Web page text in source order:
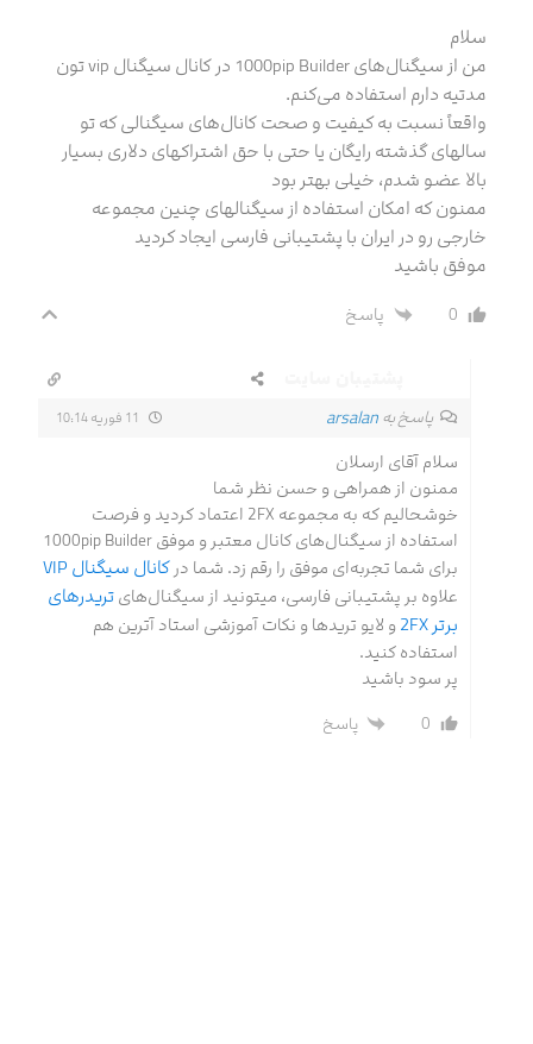
سلام
من از سیگنال‌های 1000pip Builder در کانال سیگنال vip تون
مدتیه دارم استفاده می‌کنم.
واقعاً نسبت به کیفیت و صحت کانال‌های سیگنالی که تو
سالهای گذشته رایگان یا حتی با حق اشتراکهای دلاری بسیار
بالا عضو شدم، خیلی بهتر بود
ممنون که امکان استفاده از سیگنالهای چنین مجموعه
خارجی رو در ایران با پشتیبانی فارسی ایجاد کردید
موفق باشید
0 پاسخ
پاسخ بهarsalan
سلام آقای ارسلان
ممنون از همراهی و حسن نظر شما
خوشحالیم که به مجموعه 2FX اعتماد کردید و فرصت
استفاده از سیگنال‌های کانال معتبر و موفق 1000pip Builder
برای شما تجربه‌ای موفق را رقم زد. شما در کانال سیگنال VIP
علاوه بر پشتیبانی فارسی، میتونید از سیگنال‌هایتریدرهای
برتر 2FX
و لایو تریدها و نکات آموزشی استاد آترین هم
استفاده کنید.
پر سود باشید
0
پاسخ